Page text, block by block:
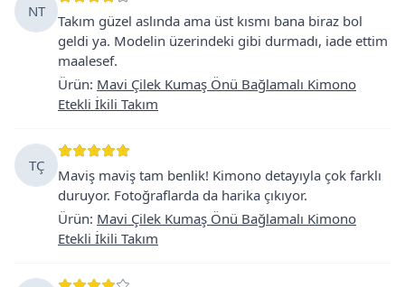
NT
Takım güzel aslında ama üst kısmı bana biraz bol
geldi ya. Modelin üzerindeki gibi durmadı, iade ettim
maalesef.
Ürün: Mavi Çilek Kumaş Önü Bağlamalı Kimono
Etekli İkili Takım
TÇ
Maviş maviş tam benlik! Kimono detayıyla çok farklı
duruyor. Fotoğraflarda da harika çıkıyor.
Ürün: Mavi Çilek Kumaş Önü Bağlamalı Kimono
Etekli İkili Takım